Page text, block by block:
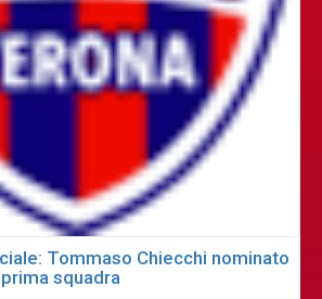
Tommaso Chiecchi nominato
squadra